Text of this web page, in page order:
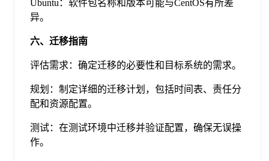
Ubuntu：软件包名称和版本可能与CentOS有所差
异。
六、迁移指南
评估需求：确定迁移的必要性和目标系统的需求。
规划：制定详细的迁移计划，包括时间表、责任分
配和资源配置。
测试：在测试环境中迁移并验证配置，确保无误操
作。